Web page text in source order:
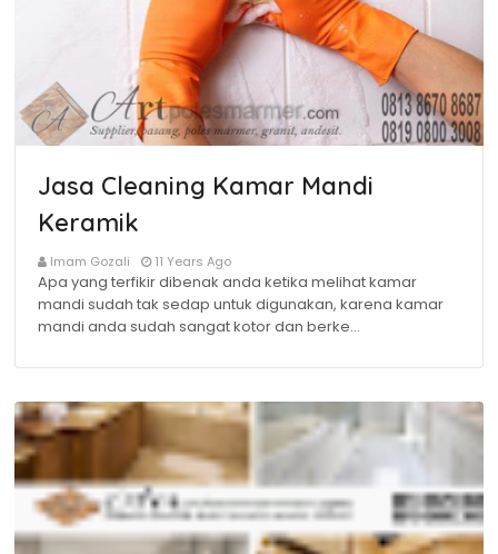
Jasa Cleaning Kamar Mandi
Keramik
Imam Gozali 11 Years Ago
Apa yang terfikir dibenak anda ketika melihat kamar
mandi sudah tak sedap untuk digunakan, karena kamar
mandi anda sudah sangat kotor dan berke…